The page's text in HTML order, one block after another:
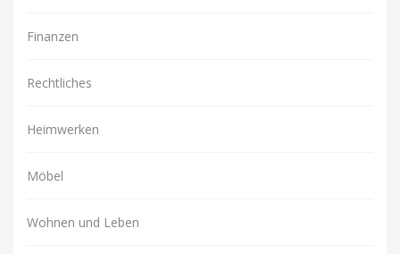
Finanzen
Rechtliches
Heimwerken
Möbel
Wohnen und Leben